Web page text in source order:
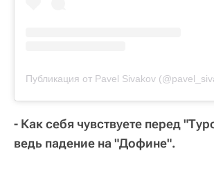
Публикация от Pavel Sivakov
- Как себя чувствуете перед
ведь падение на "Дофине".